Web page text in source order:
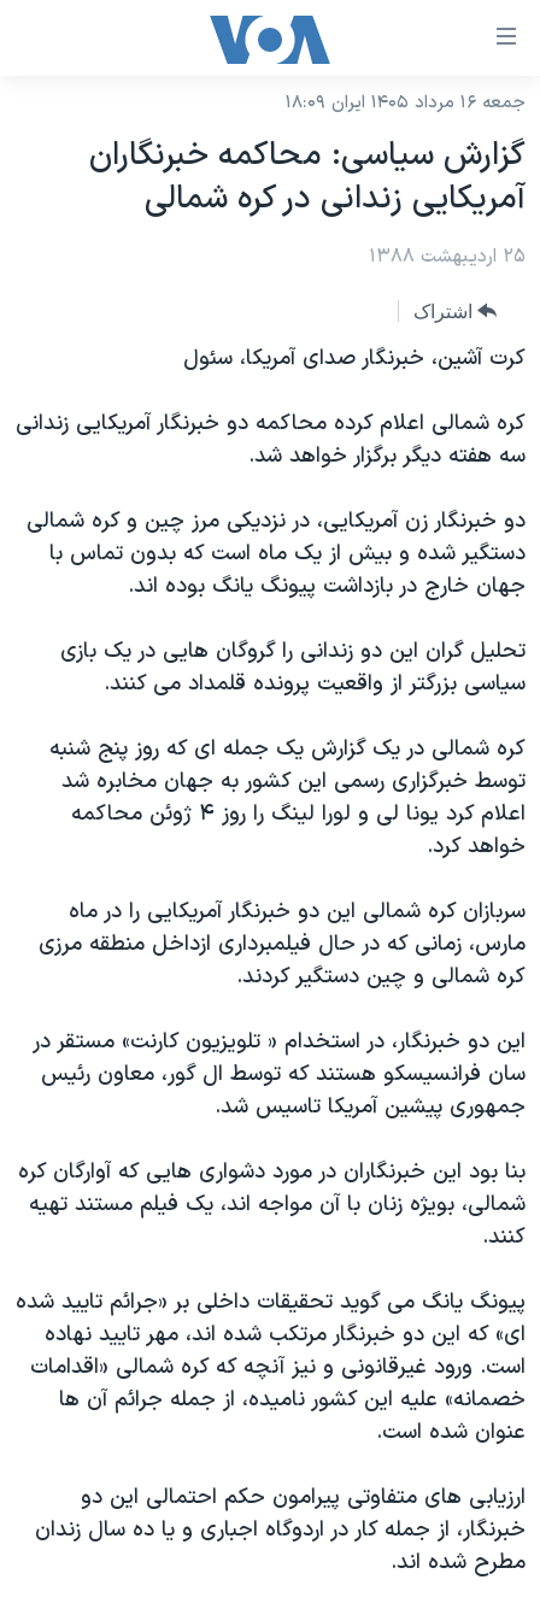
لینکهای
دسترسی
جهش
به
محتوای
اصلی
جهش
صفحه
اصلی
جهش
جستجو
نسخه سبک وب‌سایت
موضوع ها
ایران
آمریکا
جهان
گزیده‌ها
ویدیوها
فرهنگ و زندگی
حقوق شهروندی
اقتصادی
علم و فناوری
اسرائیل در جنگ
گالری عکس
آرشیو پخش زنده
برنامه های تلویزیونی
جدول برنامه ها
صفحه‌های ویژه
عملیات خشم حماسی
بایگانی برنامه‌های تلویزیونی
مستندها
انتخابات ریاست جمهوری آمریکا ۲۰۲۴
حمله جمهوری اسلامی به اسرائیل
رمز مهسا
ورزش زنان در ایران
اعتراضات زن، زندگی، آزادی
مجموعه مستندهای دادخواهی
دادگاه حمید نوری
چهل سال گروگان‌گیری
اعتراضات مردمی آبان ۹۸
اسرائیل در جنگ
همایش محافظه‌کاران آمریکا «سی‌پک»
صفحه‌های ویژه
پخش رادیویی
دنبال کنید
جمعه ۱۶ مرداد ۱۴۰۵ ایران ۱۸:۰۹
گزارش سیاسی: محاکمه خبرنگاران
آمریکایی زندانی در کره شمالی
۲۵ اردیبهشت ۱۳۸۸
اشتراک
کرت آشین، خبرنگار صدای آمریکا، سئول
کره شمالی اعلام کرده محاکمه دو خبرنگار آمریکایی زندانی
سه هفته دیگر برگزار خواهد شد.
دو خبرنگار زن آمریکایی، در نزدیکی مرز چین و کره شمالی
دستگیر شده و بیش از یک ماه است که بدون تماس با
جهان خارج در بازداشت پیونگ یانگ بوده اند.
تحلیل گران این دو زندانی را گروگان هایی در یک بازی
سیاسی بزرگتر از واقعیت پرونده قلمداد می کنند.
کره شمالی در یک گزارش یک جمله ای که روز پنج شنبه
توسط خبرگزاری رسمی این کشور به جهان مخابره شد
اعلام کرد یونا لی و لورا لینگ را روز ۴ ژوئن محاکمه
خواهد کرد.
سربازان کره شمالی این دو خبرنگار آمریکایی را در ماه
مارس، زمانی که در حال فیلمبرداری ازداخل منطقه مرزی
کره شمالی و چین دستگیر کردند.
این دو خبرنگار، در استخدام « تلویزیون کارنت» مستقر در
سان فرانسیسکو هستند که توسط ال گور، معاون رئیس
جمهوری پیشین آمریکا تاسیس شد.
بنا بود این خبرنگاران در مورد دشواری هایی که آوارگان کره
شمالی، بویژه زنان با آن مواجه اند، یک فیلم مستند تهیه
کنند.
پیونگ یانگ می گوید تحقیقات داخلی بر «جرائم تایید شده
ای» که این دو خبرنگار مرتکب شده اند، مهر تایید نهاده
است. ورود غیرقانونی و نیز آنچه که کره شمالی «اقدامات
خصمانه» علیه این کشور نامیده، از جمله جرائم آن ها
عنوان شده است.
ارزیابی های متفاوتی پیرامون حکم احتمالی این دو
خبرنگار، از جمله کار در اردوگاه اجباری و یا ده سال زندان
مطرح شده اند.